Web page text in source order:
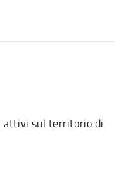
attivi sul territorio di